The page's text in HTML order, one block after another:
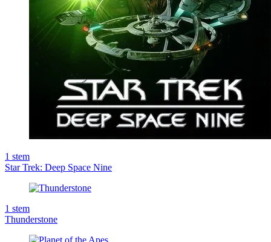
1 stem
Star Trek: Deep Space Nine
1 stem
Thunderstone